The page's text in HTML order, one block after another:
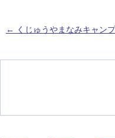
← くじゅうやまなみキャン